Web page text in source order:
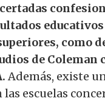
educativos
como
de Coleman
Además, existe
las escuelas